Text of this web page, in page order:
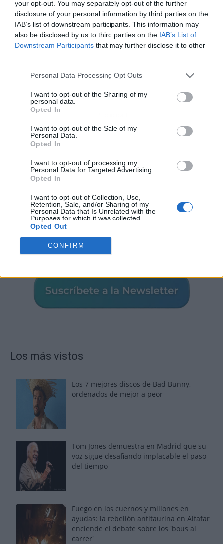
your opt-out. You may separately opt-out of the further
disclosure of your personal information by third parties on the
IAB’s list of downstream participants. This information may
also be disclosed by us to third parties on the IAB’s List of
Downstream Participants that may further disclose it to other
Personal Data Processing Opt Outs
I want to opt-out of the Sharing of my
personal data.
Opted In
I want to opt-out of the Sale of my
Personal Data.
Opted In
I want to opt-out of processing my
Personal Data for Targeted Advertising.
Opted In
I want to opt-out of Collection, Use,
Retention, Sale, and/or Sharing of my
Personal Data that Is Unrelated with the
Purposes for which it was collected.
Opted Out
CONFIRM
Los más vistos
Los 7 mejores discos de Bad Bunny,
ordenados de mejor a peor
Tom Jones demuestra en Madrid que su
voz sigue desafiando implacable el paso
del tiempo
Fuego en los cuernos y millones en
ayudas: la rebelión antitaurina en Alfafar
enciende el debate sobre los 'bous al
carrer'